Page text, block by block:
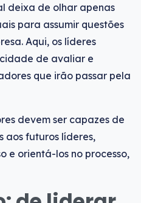
deixa de olhar apenas
para assumir questões
Aqui, os líderes
de avaliar e
que irão passar pela
devem ser capazes de
aos futuros líderes,
e orientá-los no processo,